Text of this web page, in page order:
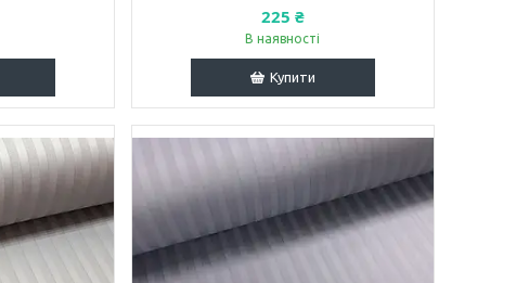
225 ₴
В наявності
Купити